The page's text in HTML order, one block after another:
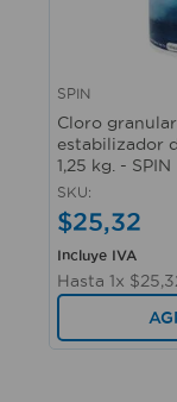
SPIN
Cloro
estabilizador
1,25 kg. - SPIN
SKU:
$25,32
Incluye IVA
Hasta 1x $25,